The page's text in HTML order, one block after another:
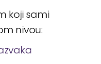
koji sami
nivou: